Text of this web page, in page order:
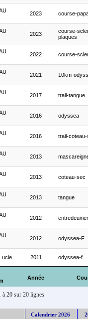
Année
2023 course-
2023
course-
plaques
2022 course-
2021 10km-
2017 trail-tangue
2016 odyssea
2016 trail-
2013
2013 coteau-sec
2013 tangue
2012
2012 odyssea-F
2011 odyssea-f
à 20 sur 20 lignes
Calendrier 2026